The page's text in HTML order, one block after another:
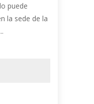
puede
la sede de la